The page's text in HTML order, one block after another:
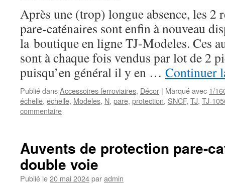
Après une (trop) longue absence, les 2
pare-caténaires sont enfin à nouveau
la boutique en ligne TJ-Modeles. Ces
sont à chaque fois vendus par lot de 2
puisqu’en général il y en … Continuer
Publié dansAccessoires ferroviaires, Décor | Marqué avec 1/
échelle, echelle, Modeles, N, pare, protection, SNCF, TJ, TJ-
commentaire
Auvents de protection pare-
double voie
Publié le20 mai 2024paradmin